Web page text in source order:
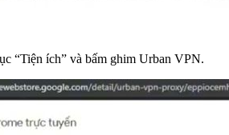
“Tiện ích” và bấm ghim Urban VPN.